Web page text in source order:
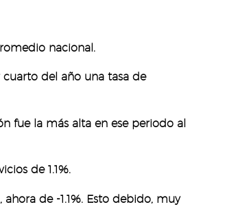
nacional.
cuarto del año una tasa de
fue la más alta en ese periodo al
de 1.1%.
de -1.1%. Esto debido, muy